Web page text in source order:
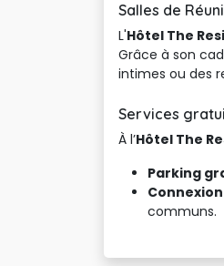
Salles de
L'Hôtel The
Grâce à son
intimes ou des
Services
À l’Hôtel The
Parking
communs.